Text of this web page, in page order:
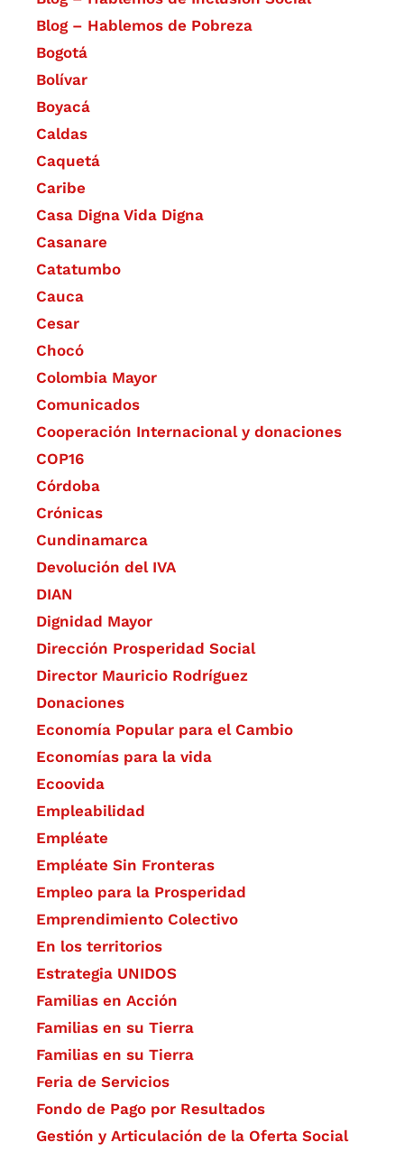
Blog – Hablemos de Pobreza
Bogotá
Bolívar
Boyacá
Caldas
Caquetá
Caribe
Casa Digna Vida Digna
Casanare
Catatumbo
Cauca
Cesar
Chocó
Colombia Mayor
Comunicados
Cooperación Internacional y donaciones
COP16
Córdoba
Crónicas
Cundinamarca
Devolución del IVA
DIAN
Dignidad Mayor
Dirección Prosperidad Social
Director Mauricio Rodríguez
Donaciones
Economía Popular para el Cambio
Economías para la vida
Ecoovida
Empleabilidad
Empléate
Empléate Sin Fronteras
Empleo para la Prosperidad
Emprendimiento Colectivo
En los territorios
Estrategia UNIDOS
Familias en Acción
Familias en su Tierra
Familias en su Tierra
Feria de Servicios
Fondo de Pago por Resultados
Gestión y Articulación de la Oferta Social